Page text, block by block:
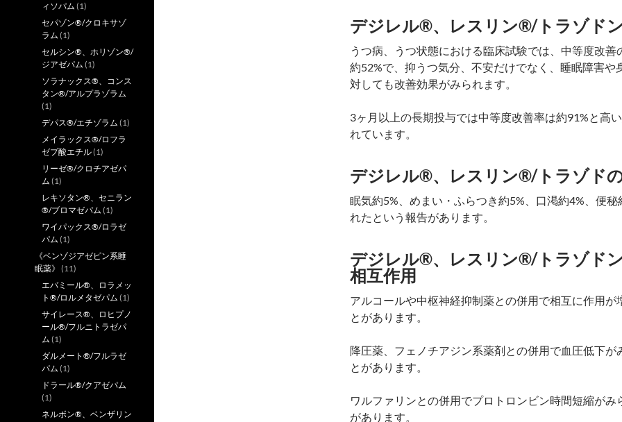
デジレル®、レスリン®/トラゾド
うつ病、うつ状態における臨床試験では、中等度改善
約52%で、抑うつ気分、不安だけでなく、睡眠障害や
対しても改善効果がみられます。
3ヶ月以上の長期投与では中等度改善率は約91%と高
れています。
デジレル®、レスリン®/トラゾド
眠気約5%、めまい・ふらつき約5%、口渇約4%、便秘
れたという報告があります。
デジレル®、レスリン®/トラゾド
相互作用
アルコールや中枢神経抑制薬との併用で相互に作用が
とがあります。
降圧薬、フェノチアジン系薬剤との併用で血圧低下が
とがあります。
ワルファリンとの併用でプロトロンビン時間短縮がみ
があります。
ィソパム (1)
セパゾン®/クロキサゾ
ラム (1)
セルシン®、ホリゾン®/
ジアゼパム (1)
ソラナックス®、コンス
タン®/アルプラゾラム
(1)
デパス®/エチゾラム (1)
メイラックス®/ロフラ
ゼプ酸エチル(1)
リーゼ®/クロチアゼパ
ム (1)
レキソタン®、セニラン
®/ブロマゼパム (1)
ワイパックス®/ロラゼ
パム (1)
《ベンゾジアゼピン系睡
眠薬》 (11)
エバミール®、ロラメッ
ト®/ロルメタゼパム (1)
サイレース®、ロヒプノ
ール®/フルニトラゼパ
ム (1)
ダルメート®/フルラゼ
パム (1)
ドラール®/クアゼパム
(1)
ネルボン®、ベンザリン